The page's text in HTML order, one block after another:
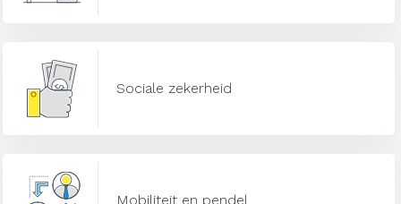
Sociale zekerheid
Mobiliteit en pendel